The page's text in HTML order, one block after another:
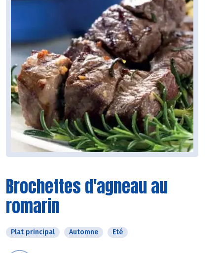
Brochettes d'agneau au
romarin
Plat principal Automne Eté